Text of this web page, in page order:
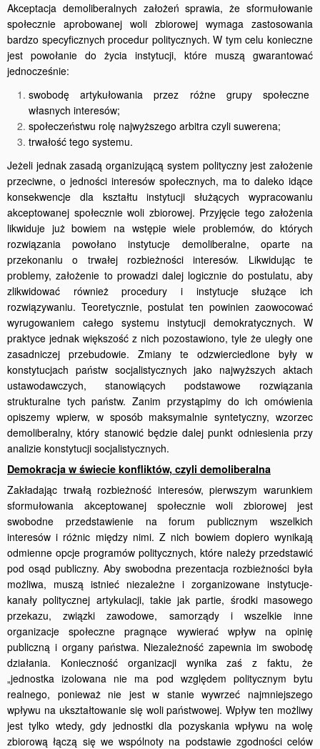
Akceptacja demoliberalnych założeń sprawia, że sformułowanie
społecznie aprobowanej woli zbiorowej wymaga zastosowania
bardzo specyficznych procedur politycznych. W tym celu konieczne
jest powołanie do życia instytucji, które muszą gwarantować
jednocześnie:
swobodę artykułowania przez różne grupy społeczne
własnych interesów;
społeczeństwu rolę najwyższego arbitra czyli suwerena;
trwałość tego systemu.
Jeżeli jednak zasadą organizującą system polityczny jest założenie
przeciwne, o jedności interesów społecznych, ma to daleko idące
konsekwencje dla kształtu instytucji służących wypracowaniu
akcep­towanej społecznie woli zbiorowej. Przyjęcie tego założenia
likwiduje już bowiem na wstępie wiele problemów, do których
rozwiązania powołano instytucje demoliberalne, oparte na
przekonaniu o trwałej rozbieżności interesów. Likwidując te
problemy, założenie to prowadzi dalej logicznie do postulatu, aby
zlikwidować również procedury i ­instytucje służące ich
rozwiązywaniu. Teoretycznie, postulat ten powinien zaowocować
wyrugowaniem całego systemu instytucji demo­kratycznych. W
praktyce jednak większość z nich pozostawiono, tyle że uległy one
zasadniczej przebudowie. Zmiany te odzwierciedlone były w
konstytucjach państw socjalistycznych jako najwyższych aktach
ustawodawczych, stanowiących podstawowe rozwiązania
strukturalne tych państw. Zanim przystąpimy do ich omówienia
opiszemy wpierw, w sposób maksymalnie syntetyczny, wzorzec
demoliberalny, który stanowić będzie dalej punkt odniesienia przy
analizie konstytucji socjalistycznych.
Demokracja w świecie konfliktów, czyli demoliberalna
Zakładając trwałą rozbieżność interesów, pierwszym warunkiem
sformułowania akceptowanej społecznie woli zbiorowej jest
swobodne przedstawienie na forum publicznym wszelkich
interesów i różnic między nimi. Z nich bowiem dopiero wynikają
odmienne opcje programów politycznych, które należy przedstawić
pod osąd publiczny. Aby swobodna prezentacja rozbieżności była
możliwa, muszą istnieć niezależne i zorganizowane instytucje-
kanały politycznej artykulacji, takie jak partie, środki masowego
przekazu, związki zawodowe, samorządy i wszelkie inne
organizacje społeczne pragnące wywierać wpływ na opinię
publiczną i organy państwa. Niezależność zapewnia im swobodę
działania. Konieczność organizacji wynika zaś z faktu, że
„jednostka izolowana nie ma pod względem politycznym bytu
realnego, ponieważ nie jest w stanie wywrzeć najmniejszego
wpływu na ukształ­towanie się woli państwowej. Wpływ ten możliwy
jest tylko wtedy, gdy jednostki dla pozyskania wpływu na wolę
zbiorową łączą się we wspólnoty na podstawie zgodności celów